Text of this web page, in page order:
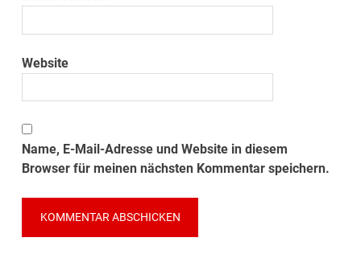
Website
Name, E-Mail-Adresse und Website in diesem
Browser für meinen nächsten Kommentar speichern.